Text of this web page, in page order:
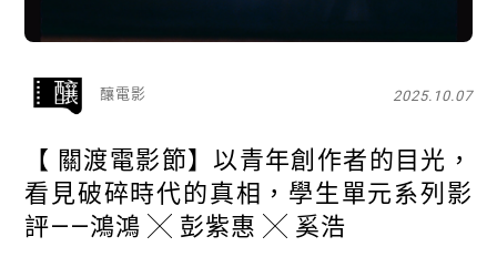
釀電影 2025.10.07
【​ 關渡電影節】以青年創作者的目光，
看見破碎時代的真相，學生單元系列影
評——鴻鴻 ╳ 彭紫惠 ╳ 奚浩